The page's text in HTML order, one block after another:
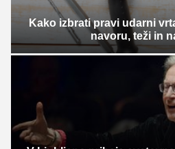
Kako izbrati pravi udarni
navoru, teži in